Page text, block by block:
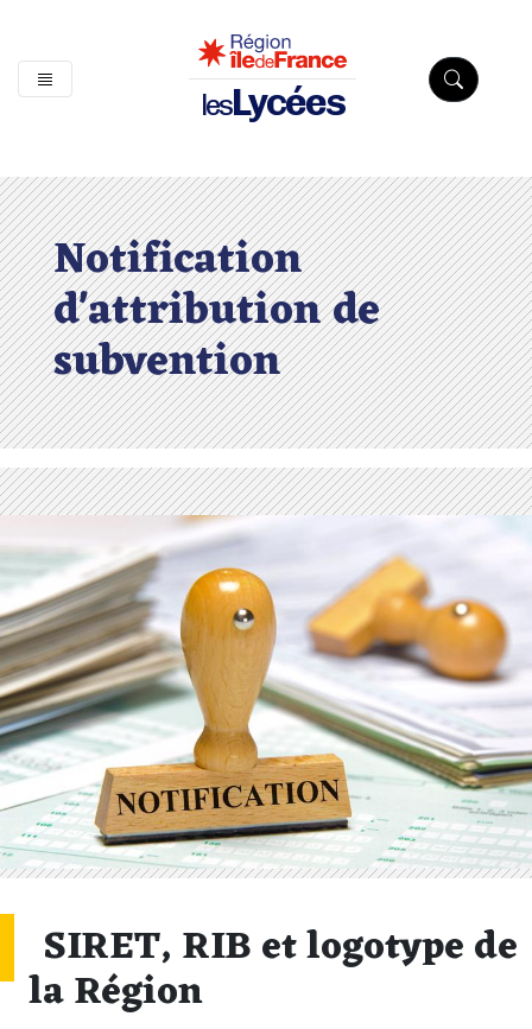
lesLycées
Notification
d'attribution de
subvention
SIRET, RIB et logotype de
la Région